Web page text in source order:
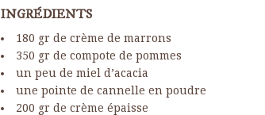
INGRÉDIENTS
180 gr de crème de marrons
350 gr de compote de pommes
un peu de miel d’acacia
une pointe de cannelle en poudre
200 gr de crème épaisse